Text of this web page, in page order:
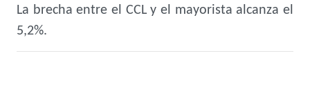
La brecha entre el CCL y el mayorista alcanza el
5,2%.